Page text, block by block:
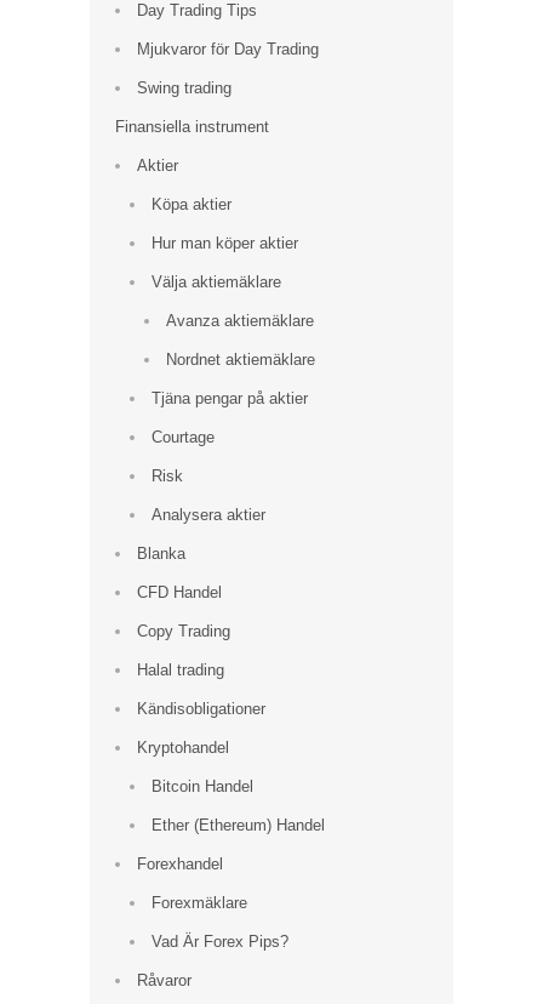
Day Trading Tips
Mjukvaror för Day Trading
Swing trading
Finansiella instrument
Aktier
Köpa aktier
Hur man köper aktier
Välja aktiemäklare
Avanza aktiemäklare
Nordnet aktiemäklare
Tjäna pengar på aktier
Courtage
Risk
Analysera aktier
Blanka
CFD Handel
Copy Trading
Halal trading
Kändisobligationer
Kryptohandel
Bitcoin Handel
Ether (Ethereum) Handel
Forexhandel
Forexmäklare
Vad Är Forex Pips?
Råvaror